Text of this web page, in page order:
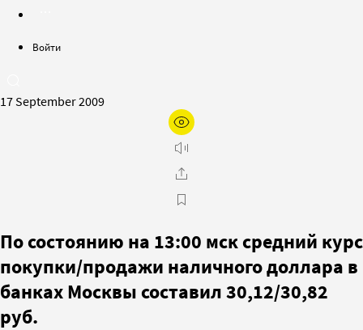
Войти
17 September 2009
По состоянию на 13:00 мск средний курс
покупки/продажи наличного доллара в
банках Москвы составил 30,12/30,82
руб.